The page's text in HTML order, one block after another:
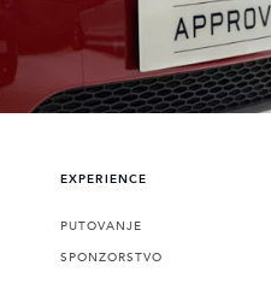
EXPERIENCE
PUTOVANJE
SPONZORSTVO